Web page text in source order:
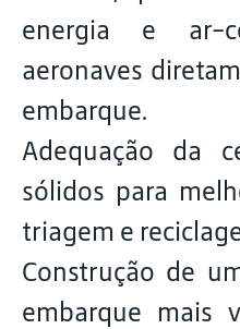
energia e ar-
aeronaves
embarque.
Adequação da
sólidos para
triagem e
Construção de
embarque mais